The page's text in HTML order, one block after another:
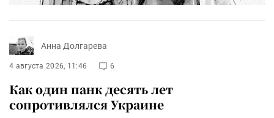
Анна Долгарева
4 августа 2026, 11:46 6
Как один панк десять лет
сопротивлялся Украине